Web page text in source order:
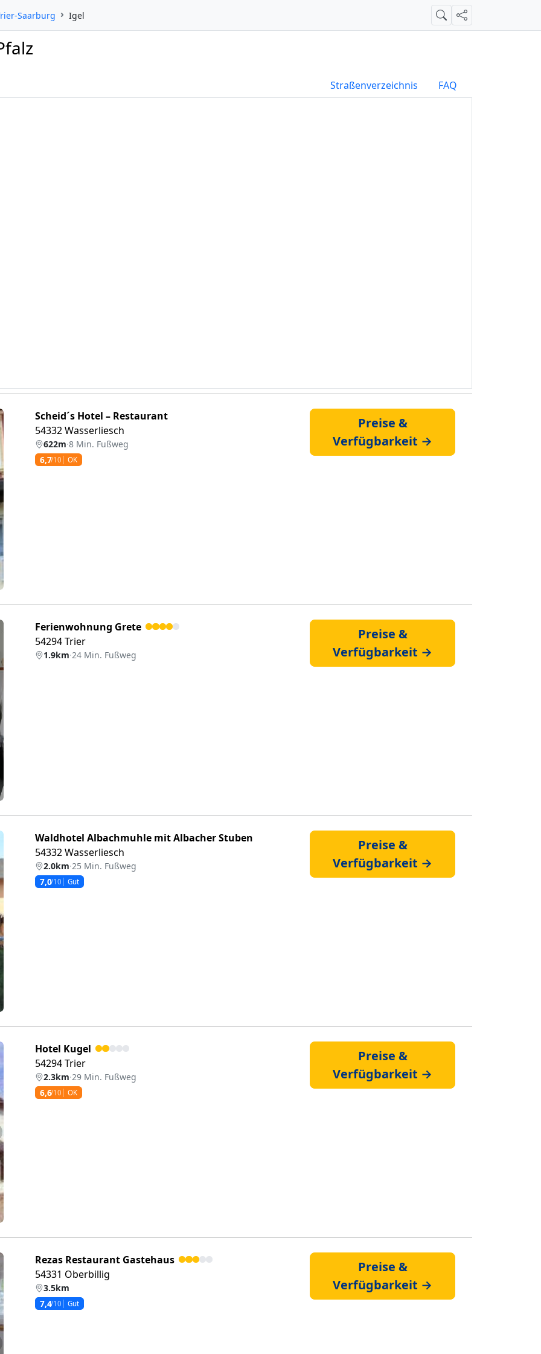
Saarburg Igel SucheTeilen
Straßenverzeichnis FAQ
Scheid´s Hotel – Restaurant
54332 Wasserliesch
622m·8 Min. Fußweg
6,7/10 OK
Preise &
Verfügbarkeit →
Ferienwohnung Grete
54294 Trier
1.9km·24 Min. Fußweg
Preise &
Verfügbarkeit →
Waldhotel Albachmuhle mit Albacher Stuben
54332 Wasserliesch
2.0km·25 Min. Fußweg
7,0/10 Gut
Preise &
Verfügbarkeit →
Hotel Kugel
54294 Trier
2.3km·29 Min. Fußweg
6,6/10 OK
Preise &
Verfügbarkeit →
Rezas Restaurant Gastehaus
54331 Oberbillig
3.5km
7,4/10 Gut
Preise &
Verfügbarkeit →